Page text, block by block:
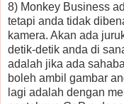
8) Monkey Business
tetapi anda tidak
kamera. Akan ada
detik-detik anda di
adalah jika ada
boleh ambil gambar
lagi adalah dengan